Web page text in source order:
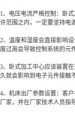
1、电压电流严格控制：卧
许范围之内，一定要坚持电
2、温度和湿度会直接影响
度过高会导致控制系统的元
3、卧式加工中心应该装置
久就会影响到电子元件接触
4、机床出厂参数设置：客
厂家，并在厂家技术人员指